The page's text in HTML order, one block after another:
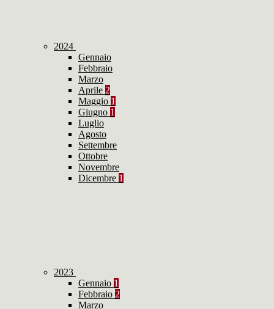
2024
Gennaio
Febbraio
Marzo
Aprile 2
Maggio 1
Giugno 1
Luglio
Agosto
Settembre
Ottobre
Novembre
Dicembre 1
2023
Gennaio 1
Febbraio 2
Marzo